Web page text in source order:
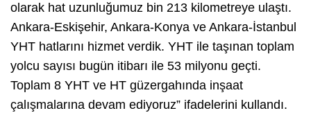
olarak hat uzunluğumuz bin 213 kilometreye ulaştı.
Ankara-Eskişehir, Ankara-Konya ve Ankara-İstanbul
YHT hatlarını hizmet verdik. YHT ile taşınan toplam
yolcu sayısı bugün itibarı ile 53 milyonu geçti.
Toplam 8 YHT ve HT güzergahında inşaat
çalışmalarına devam ediyoruz” ifadelerini kullandı.